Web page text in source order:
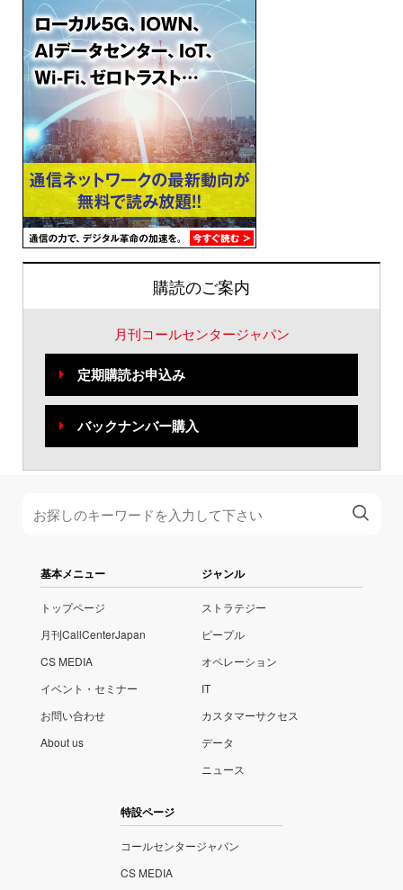
購読のご案内
月刊コールセンタージャパン
定期購読お申込み
バックナンバー購入
基本メニュー
トップページ
月刊CallCenterJapan
CS MEDIA
イベント・セミナー
お問い合わせ
About us
ジャンル
ストラテジー
ピープル
オペレーション
IT
カスタマーサクセス
データ
ニュース
特設ページ
コールセンタージャパン
CS MEDIA